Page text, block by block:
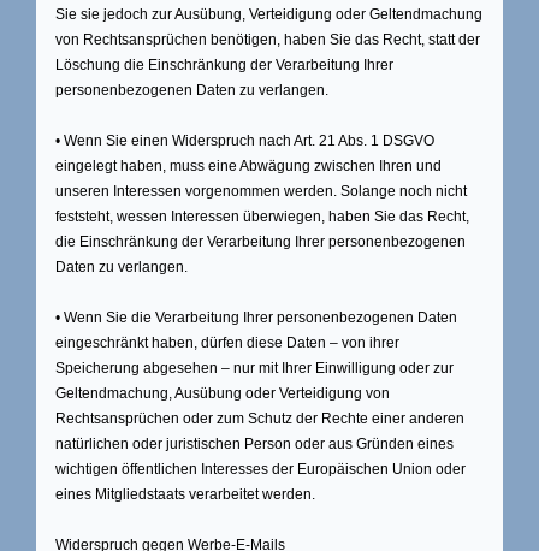
Sie sie jedoch zur Ausübung, Verteidigung oder Geltendmachung
von Rechtsansprüchen benötigen, haben Sie das Recht, statt der
Löschung die Einschränkung der Verarbeitung Ihrer
personenbezogenen Daten zu verlangen.
• Wenn Sie einen Widerspruch nach Art. 21 Abs. 1 DSGVO
eingelegt haben, muss eine Abwägung zwischen Ihren und
unseren Interessen vorgenommen werden. Solange noch nicht
feststeht, wessen Interessen überwiegen, haben Sie das Recht,
die Einschränkung der Verarbeitung Ihrer personenbezogenen
Daten zu verlangen.
• Wenn Sie die Verarbeitung Ihrer personenbezogenen Daten
eingeschränkt haben, dürfen diese Daten – von ihrer
Speicherung abgesehen – nur mit Ihrer Einwilligung oder zur
Geltendmachung, Ausübung oder Verteidigung von
Rechtsansprüchen oder zum Schutz der Rechte einer anderen
natürlichen oder juristischen Person oder aus Gründen eines
wichtigen öffentlichen Interesses der Europäischen Union oder
eines Mitgliedstaats verarbeitet werden.
Widerspruch gegen Werbe-E-Mails